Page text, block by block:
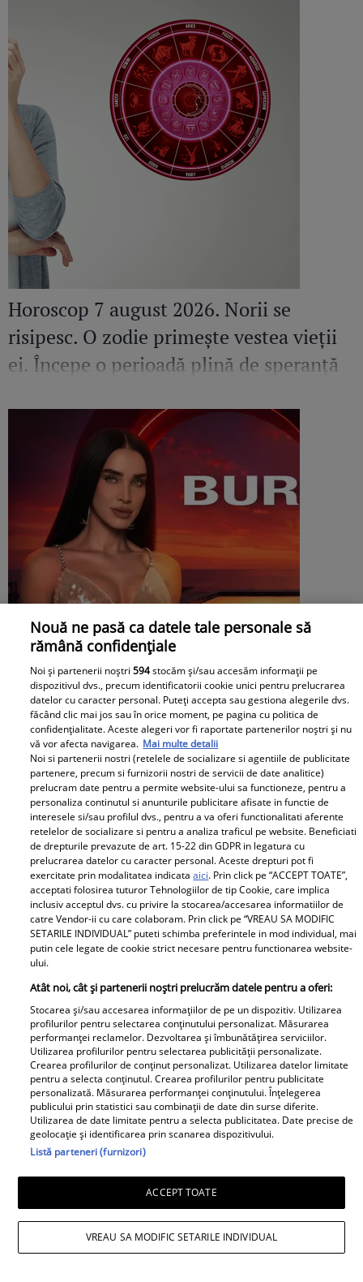
Horoscop 7 august 2026. Norii se
risipesc. O zodie primește vestea vieții
ei. Începe o perioadă plină de speranță
Când începe „Burlacii: Foc în paradis” la
Pro TV. Primele declarații ale Adelinei
Pestrițu înainte de marea premieră: „Au
fost situații care m-au ținut cu sufletul
la gură”
Nouă ne pasă ca datele tale personale să
rămână confidențiale
Noi și partenerii noștri594stocăm și/sau accesăm informații pe
dispozitivul dvs., precum identificatorii cookie unici pentru prelucrarea
datelor cu caracter personal. Puteți accepta sau gestiona alegerile dvs.
făcând clic mai jos sau în orice moment, pe pagina cu politica de
confidențialitate. Aceste alegeri vor fi raportate partenerilor noștri și nu
vă vor afecta navigarea. Mai multe detalii
Noi si partenerii nostri (retelele de socializare si agentiile de publicitate
partenere, precum si furnizorii nostri de servicii de date analitice)
prelucram date pentru a permite website-ului sa functioneze, pentru a
personaliza continutul si anunturile publicitare afisate in functie de
interesele si/sau profilul dvs., pentru a va oferi functionalitati aferente
retelelor de socializare si pentru a analiza traficul pe website. Beneficiati
de drepturile prevazute de art. 15-22 din GDPR in legatura cu
prelucrarea datelor cu caracter personal. Aceste drepturi pot fi
exercitate prin modalitatea indicataaici. Prin click pe “ACCEPT TOATE”,
acceptati folosirea tuturor Tehnologiilor de tip Cookie, care implica
inclusiv acceptul dvs. cu privire la stocarea/accesarea informatiilor de
catre Vendor-ii cu care colaboram. Prin click pe “VREAU SA MODIFIC
SETARILE INDIVIDUAL” puteti schimba preferintele in mod individual, mai
putin cele legate de cookie strict necesare pentru functionarea website-
ului.
Atât noi, cât și partenerii noștri prelucrăm datele pentru a oferi:
Stocarea și/sau accesarea informațiilor de pe un dispozitiv. Utilizarea
profilurilor pentru selectarea conținutului personalizat. Măsurarea
performanței reclamelor. Dezvoltarea și îmbunătățirea serviciilor.
Utilizarea profilurilor pentru selectarea publicității personalizate.
Crearea profilurilor de conținut personalizat. Utilizarea datelor limitate
pentru a selecta conținutul. Crearea profilurilor pentru publicitate
personalizată. Măsurarea performanței conținutului. Înțelegerea
publicului prin statistici sau combinații de date din surse diferite.
Utilizarea de date limitate pentru a selecta publicitatea. Date precise de
geolocație și identificarea prin scanarea dispozitivului.
Listă parteneri (furnizori)
ACCEPT TOATE
VREAU SA MODIFIC SETARILE INDIVIDUAL